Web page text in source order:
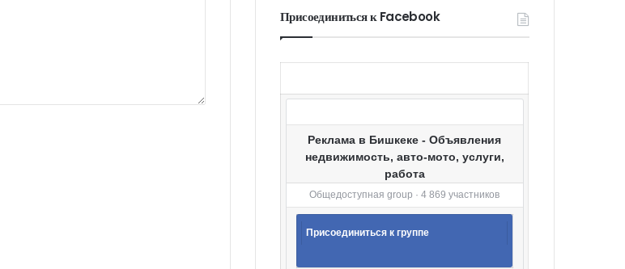
р
и
Присоединиться к Facebook
Реклама в Бишкеке - Объявления
недвижимость, авто-мото, услуги,
работа
Общедоступная group · 4 869 участников
Присоединиться к группе